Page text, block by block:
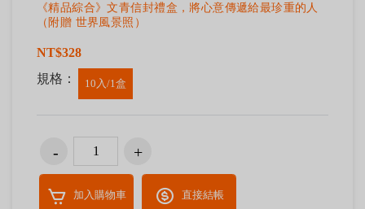
《精品綜合》文青信封禮盒，將心意傳遞給最珍重的人
（附贈 世界風景照）
NT$328
規格：
10入/1盒
加入購物車 直接結帳